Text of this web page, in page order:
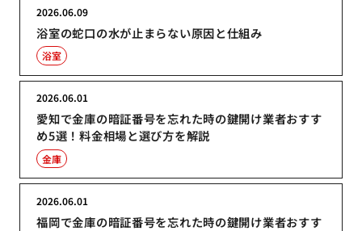
浴室の蛇口の水が止まらない原因と仕組み
2026.06.09
浴室
愛知で金庫の暗証番号を忘れた時の鍵開け業者おすす
め5選！料金相場と選び方を解説
2026.06.01
金庫
福岡で金庫の暗証番号を忘れた時の鍵開け業者おすす
2026.06.01